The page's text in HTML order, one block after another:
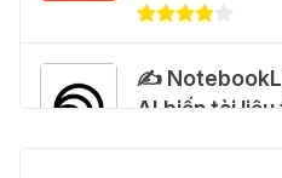
Cảnh báo:
hướng dẫn
✍️
AI biến tài